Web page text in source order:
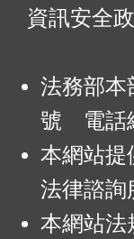
資訊安全
法務部本
號 電話
本網站提
法律諮詢
本網站法